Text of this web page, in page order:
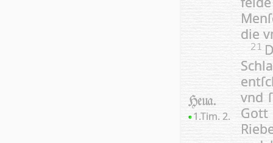
die
Heua.
1.Tim. 2.
21
vnd
Gott